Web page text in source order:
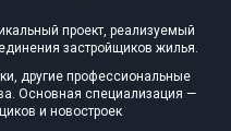
0 из 2
1 400 из 56 039
проект, реализуемый
застройщиков жилья.
другие профессиональные
Основная специализация —
и новостроек